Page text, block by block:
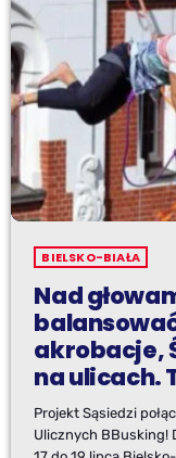
BIELSKO-BIAŁA
Nad
akrobacje,
na ulicach.
jeszcze nie
Projekt Sąsiedzi
Ulicznych BBusking!